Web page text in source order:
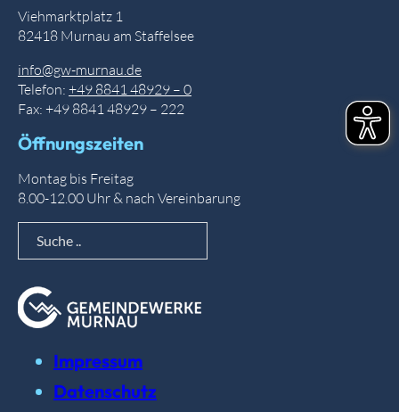
Viehmarktplatz 1
82418 Murnau am Staffelsee
info@gw-murnau.de
Telefon: +49 8841 48929 – 0
Fax: +49 8841 48929 – 222
Öffnungszeiten
Montag bis Freitag
8.00-12.00 Uhr & nach Vereinbarung
Suche
Impressum
Datenschutz